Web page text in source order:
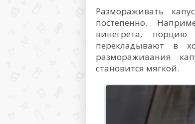
Размораживать
постепенно.
винегрета,
перекладывают в
размораживания
становится мягкой.